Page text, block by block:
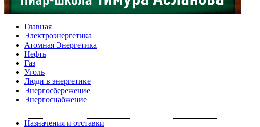
Главная
Электроэнергетика
Атомная Энергетика
Нефть
Газ
Уголь
Люди в энергетике
Энергосбережение
Энергоснабжение
Назначения и отставки